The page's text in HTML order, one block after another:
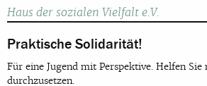
Beitragsnavigation
Haus der sozialen Vielfalt e.V.
Praktische Solidarität!
Für eine Jugend mit Perspektive. Helfen
durchzusetzen.